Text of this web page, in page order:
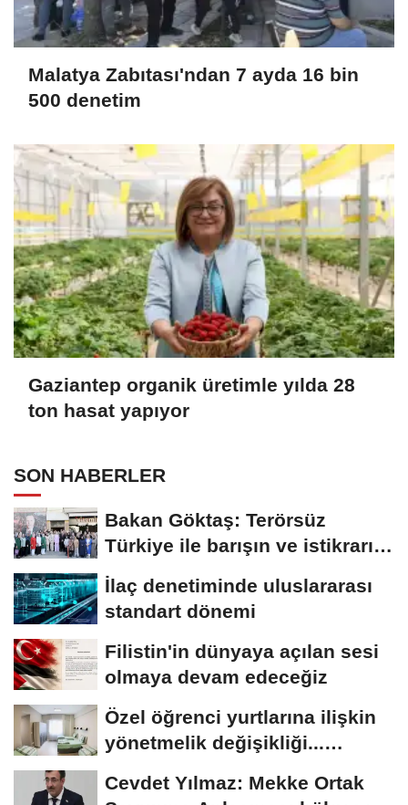
Malatya Zabıtası'ndan 7 ayda 16 bin
500 denetim
Gaziantep organik üretimle yılda 28
ton hasat yapıyor
SON HABERLER
Bakan Göktaş: Terörsüz
Türkiye ile barışın ve istikrarın
güçlendiği...
İlaç denetiminde uluslararası
standart dönemi
Filistin'in dünyaya açılan sesi
olmaya devam edeceğiz
Özel öğrenci yurtlarına ilişkin
yönetmelik değişikliği...
Cevdet Yılmaz: Mekke Ortak